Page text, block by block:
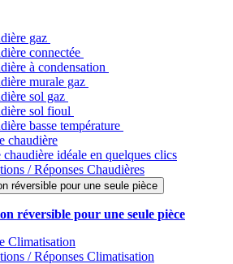
gaz
connectée
à condensation
murale gaz
sol gaz
sol fioul
basse température
chaudière
chaudière idéale en quelques clics
/ Réponses Chaudières
réversible pour une seule pièce
réversible pour une seule pièce
Climatisation
/ Réponses Climatisation